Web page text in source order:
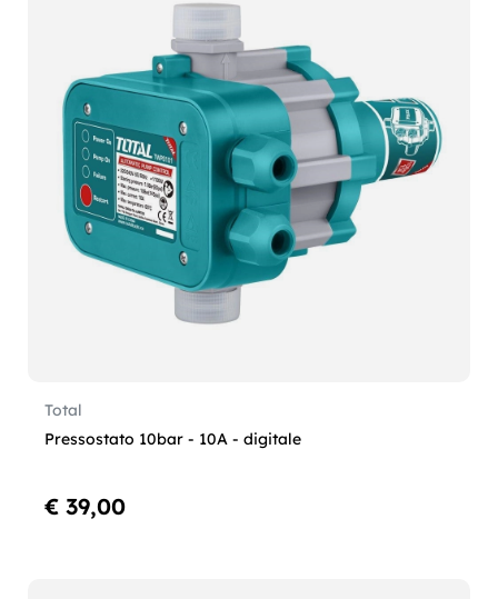
Total
Pressostato 10bar - 10A - digitale
€ 39,00